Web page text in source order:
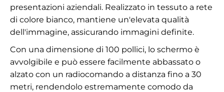
presentazioni aziendali. Realizzato in tessuto a rete
di colore bianco, mantiene un'elevata qualità
dell'immagine, assicurando immagini definite.
Con una dimensione di 100 pollici, lo schermo è
avvolgibile e può essere facilmente abbassato o
alzato con un radiocomando a distanza fino a 30
metri, rendendolo estremamente comodo da